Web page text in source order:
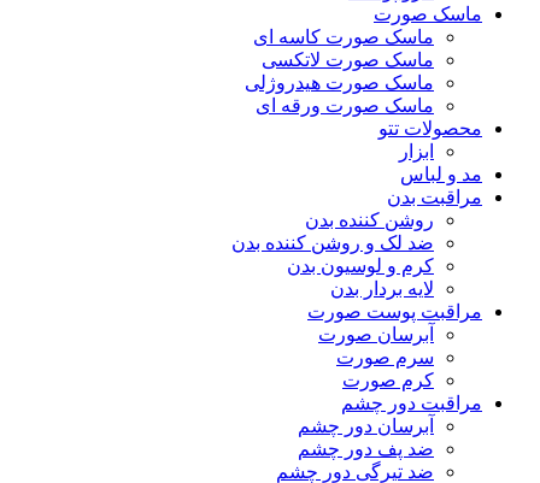
ماسک صورت
ماسک صورت کاسه ای
ماسک صورت لاتکسی
ماسک صورت هیدروژلی
ماسک صورت ورقه ای
محصولات تتو
ابزار
مد و لباس
مراقبت بدن
روشن کننده بدن
ضد لک و روشن کننده بدن
کرم و لوسیون بدن
لایه بردار بدن
مراقبت پوست صورت
آبرسان صورت
سرم صورت
کرم صورت
مراقبت دور چشم
آبرسان دور چشم
ضد پف دور چشم
ضد تیرگی دور چشم